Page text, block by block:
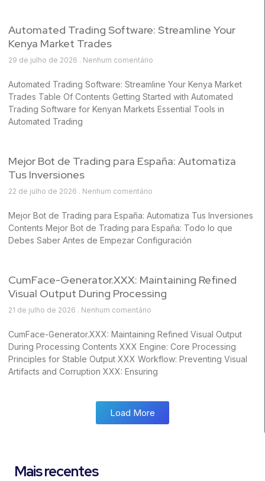
Automated Trading Software: Streamline Your
Kenya Market Trades
29 de julho de 2026 Nenhum comentário
Automated Trading Software: Streamline Your Kenya Market
Trades Table Of Contents Getting Started with Automated
Trading Software for Kenyan Markets Essential Tools in
Automated Trading
Mejor Bot de Trading para España: Automatiza
Tus Inversiones
22 de julho de 2026 Nenhum comentário
Mejor Bot de Trading para España: Automatiza Tus Inversiones
Contents Mejor Bot de Trading para España: Todo lo que
Debes Saber Antes de Empezar Configuración
CumFace-Generator.XXX: Maintaining Refined
Visual Output During Processing
21 de julho de 2026 Nenhum comentário
CumFace-Generator.XXX: Maintaining Refined Visual Output
During Processing Contents XXX Engine: Core Processing
Principles for Stable Output XXX Workflow: Preventing Visual
Artifacts and Corruption XXX: Ensuring
Load More
Mais recentes